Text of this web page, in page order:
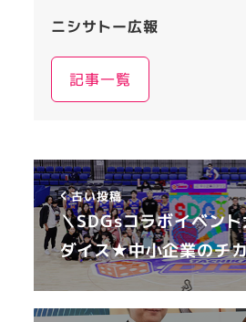
ニシサトー広報
記事一覧
古い投稿
＼SDGsコラボイベン
ダイス★中小企業のチ